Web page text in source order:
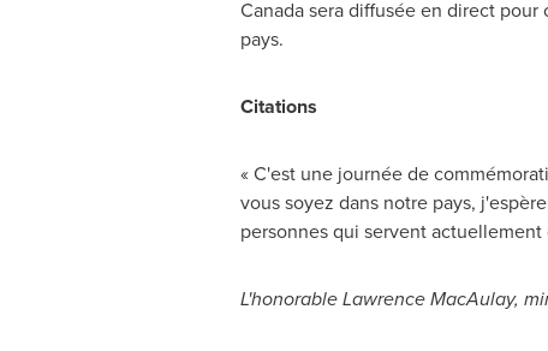
Canadasera diffusée en direct pour
pays.
Citations
« C'est une journée de
vous soyez dans notre pays,
personnes qui servent
L'honorableLawrence MacAulay,